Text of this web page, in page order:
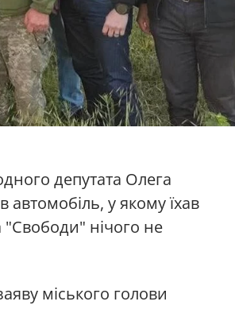
депутата Олега
у якому їхав
"Свободи" нічого не
міського голови